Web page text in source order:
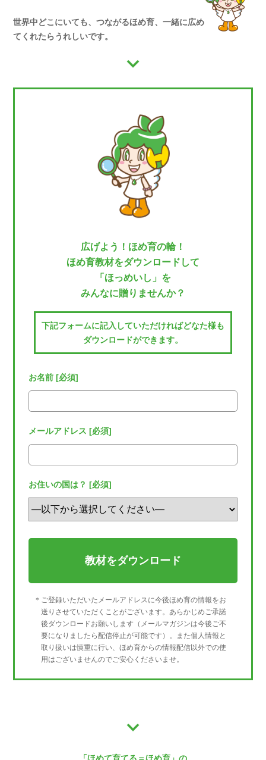
世界中どこにいても、つながるほめ育、一緒に広め
てくれたらうれしいです。
広げよう！ほめ育の輪！
ほめ育教材をダウンロードして
「ほっめいし」を
みんなに贈りませんか？
下記フォームに記入していただければどなた様も
ダウンロードができます。
お名前 [必須]
メールアドレス [必須]
お住いの国は？ [必須]
＊ご登録いただいたメールアドレスに今後ほめ育の情報をお
送りさせていただくことがございます。あらかじめご承諾
後ダウンロードお願いします（メールマガジンは今後ご不
要になりましたら配信停止が可能です）。また個人情報と
取り扱いは慎重に行い、ほめ育からの情報配信以外での使
用はございませんのでご安心くださいませ。